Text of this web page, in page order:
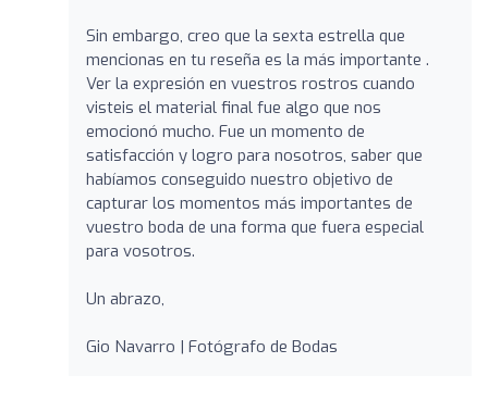
Sin embargo, creo que la sexta estrella que
mencionas en tu reseña es la más importante .
Ver la expresión en vuestros rostros cuando
visteis el material final fue algo que nos
emocionó mucho. Fue un momento de
satisfacción y logro para nosotros, saber que
habíamos conseguido nuestro objetivo de
capturar los momentos más importantes de
vuestro boda de una forma que fuera especial
para vosotros.
Un abrazo,
Gio Navarro | Fotógrafo de Bodas